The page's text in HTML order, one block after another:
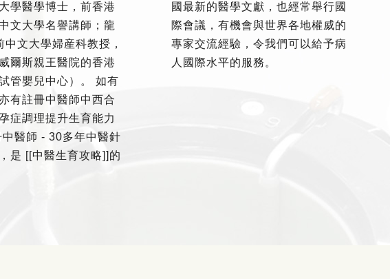
學醫學博士，前香港
文大學名譽講師；龍
中文大學婦産科教授，
爾斯親王醫院的香港
管嬰兒中心）。 如有
有註冊中醫師中西合
症調理提升生育能力
中醫師 - 30多年中醫針
是 [[中醫生育攻略]]的
國最新的醫學文獻，也經常舉行國
際會議，有機會與世界各地權威的
專家交流經驗，令我們可以給予病
人國際水平的服務。